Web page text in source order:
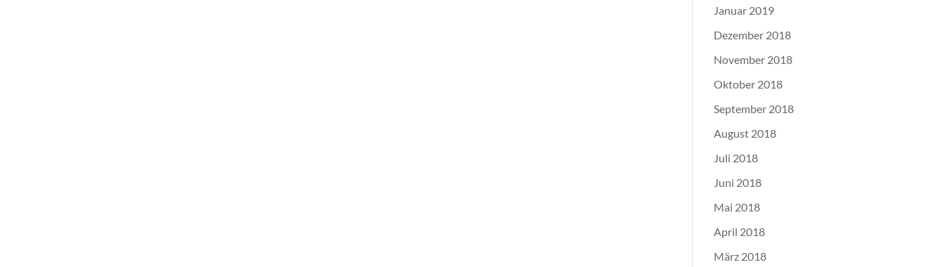
Januar 2019
Dezember 2018
November 2018
Oktober 2018
September 2018
August 2018
Juli 2018
Juni 2018
Mai 2018
April 2018
März 2018